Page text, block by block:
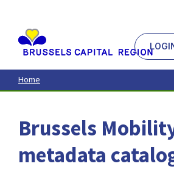
contenu
principal
Home
Brussels
metadata